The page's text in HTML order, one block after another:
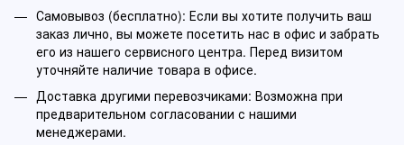
Самовывоз (бесплатно): Если вы хотите получить ваш
заказ лично, вы можете посетить нас в офис и забрать
его из нашего сервисного центра. Перед визитом
уточняйте наличие товара в офисе.
Доставка другими перевозчиками: Возможна при
предварительном согласовании с нашими
менеджерами.